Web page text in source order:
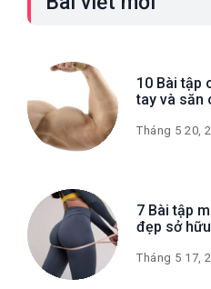
10 Bài tập
tay và săn
Tháng 5 20,
7 Bài tập
đẹp sở
Tháng 5 17,